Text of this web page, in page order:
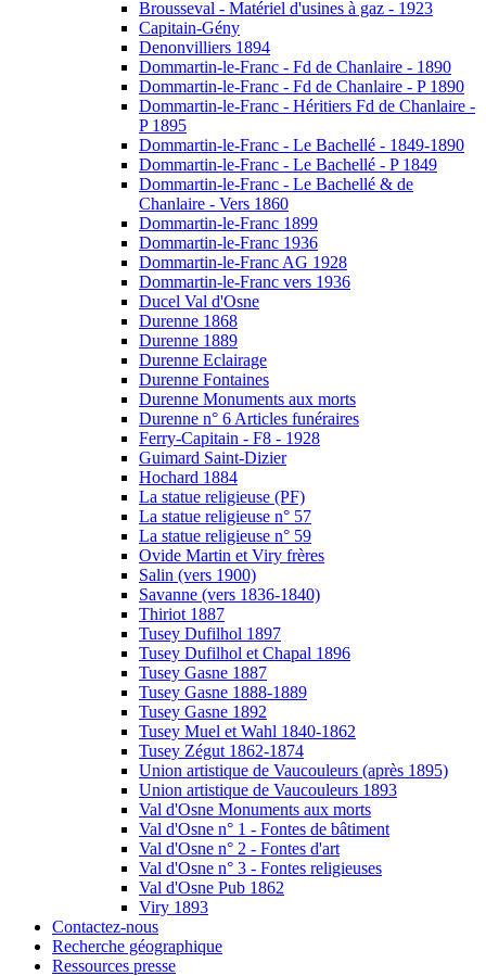
Brousseval - Matériel d'usines à gaz - 1923
Capitain-Gény
Denonvilliers 1894
Dommartin-le-Franc - Fd de Chanlaire - 1890
Dommartin-le-Franc - Fd de Chanlaire - P 1890
Dommartin-le-Franc - Héritiers Fd de Chanlaire -
P 1895
Dommartin-le-Franc - Le Bachellé - 1849-1890
Dommartin-le-Franc - Le Bachellé - P 1849
Dommartin-le-Franc - Le Bachellé & de
Chanlaire - Vers 1860
Dommartin-le-Franc 1899
Dommartin-le-Franc 1936
Dommartin-le-Franc AG 1928
Dommartin-le-Franc vers 1936
Ducel Val d'Osne
Durenne 1868
Durenne 1889
Durenne Eclairage
Durenne Fontaines
Durenne Monuments aux morts
Durenne n° 6 Articles funéraires
Ferry-Capitain - F8 - 1928
Guimard Saint-Dizier
Hochard 1884
La statue religieuse (PF)
La statue religieuse n° 57
La statue religieuse n° 59
Ovide Martin et Viry frères
Salin (vers 1900)
Savanne (vers 1836-1840)
Thiriot 1887
Tusey Dufilhol 1897
Tusey Dufilhol et Chapal 1896
Tusey Gasne 1887
Tusey Gasne 1888-1889
Tusey Gasne 1892
Tusey Muel et Wahl 1840-1862
Tusey Zégut 1862-1874
Union artistique de Vaucouleurs (après 1895)
Union artistique de Vaucouleurs 1893
Val d'Osne Monuments aux morts
Val d'Osne n° 1 - Fontes de bâtiment
Val d'Osne n° 2 - Fontes d'art
Val d'Osne n° 3 - Fontes religieuses
Val d'Osne Pub 1862
Viry 1893
Contactez-nous
Recherche géographique
Ressources presse